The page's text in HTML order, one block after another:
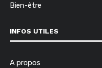
Bien-être
INFOS UTILES
A propos